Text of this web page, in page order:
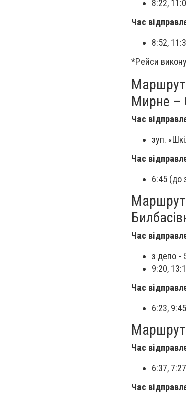
8:22,
Час
8:52,
*Рейси
Маршрут
Мирне –
Час
зуп.
Час
6:45 (до
Маршрут
Час
з депо -
9:20,
Час
6:23,
Маршрут
Час
6:37,
Час